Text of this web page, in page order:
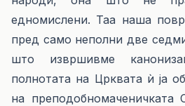
едномислени. Таа наша
пред само неполни две
што извршивме
полнотата на Црквата ѝ ја
на преподобномаченичката